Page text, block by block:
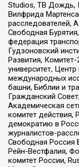
Studios, ТВ Дождь,
Вилфрида
расследователей,
Свободная
федерация
Гудзоновский
Развития,
университет,
международных
башни, Библии и
Гражданский
Академическая
комитет
демократию в
журналистов-
Свободная Россия
Рейн-Вестфалия,
комитет России,